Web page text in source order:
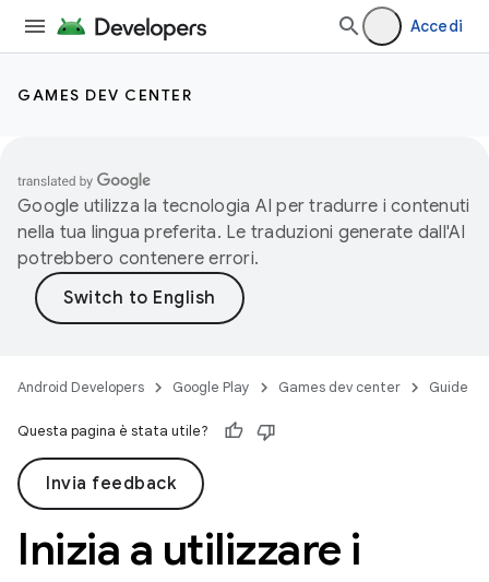
Accedi
GAMES DEV CENTER
Google utilizza la tecnologia AI per tradurre i contenuti
nella tua lingua preferita. Le traduzioni generate dall'AI
potrebbero contenere errori.
Android Developers Google Play Games dev center Guide
Questa pagina è stata utile?
Invia feedback
Inizia a utilizzare i